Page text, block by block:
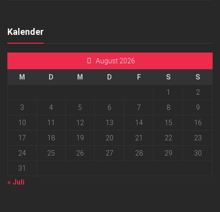
Kalender
August 2026
M D M D F S
S
1
2
3
4 5 6 7 8
9
10
11 12 13 14 15
16
17
18 19 20 21 22
23
24
25 26 27 28 29
30
31
« Juli